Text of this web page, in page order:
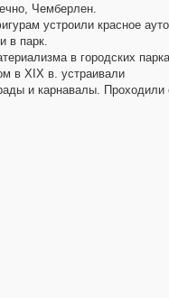
Чемберлен.
устроили красное
в парк.
в городских
в ХIХ в. устраивали
и карнавалы. Проходили